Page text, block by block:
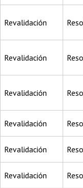
Revalidación
Revalidación
Revalidación
Revalidación
Revalidación
Revalidación